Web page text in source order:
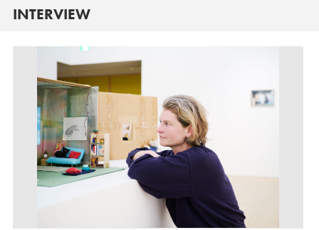
INTERVIEW